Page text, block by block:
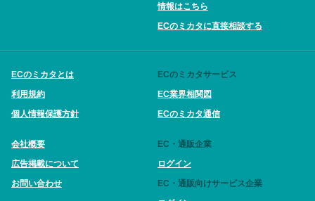
情報はこちら
ECのミカタに直接相談する
ECのミカタとは
利用規約
個人情報保護方針
会社概要
広告掲載について
お問い合わせ
ECのミカタサービス
EC業界相関図
ECのミカタ通信
EC・通販企業
ログイン
EC・通販向けサービス企業